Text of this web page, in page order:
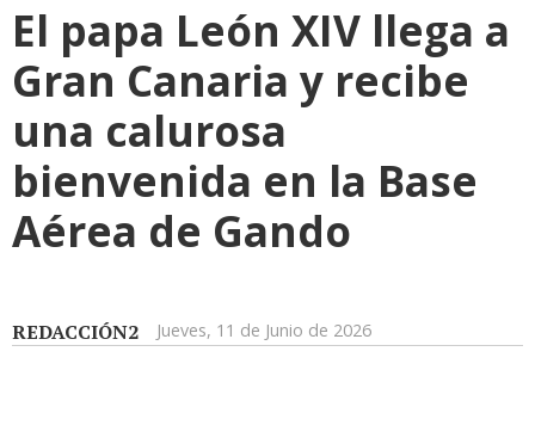
El papa León XIV llega a
Gran Canaria y recibe
una calurosa
bienvenida en la Base
Aérea de Gando
REDACCIÓN2 Jueves, 11 de Junio de 2026